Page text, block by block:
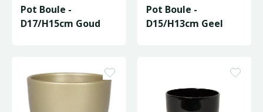
Pot Boule -
D17/H15cm Goud
Pot Boule -
D15/H13cm Geel